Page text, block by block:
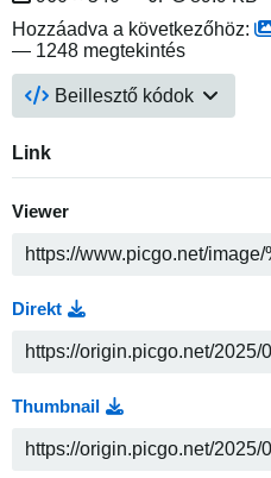
Hozzáadva a következőhöz:
— 1248 megtekintés
Beillesztő kódok
Link
Viewer
Direkt
Thumbnail